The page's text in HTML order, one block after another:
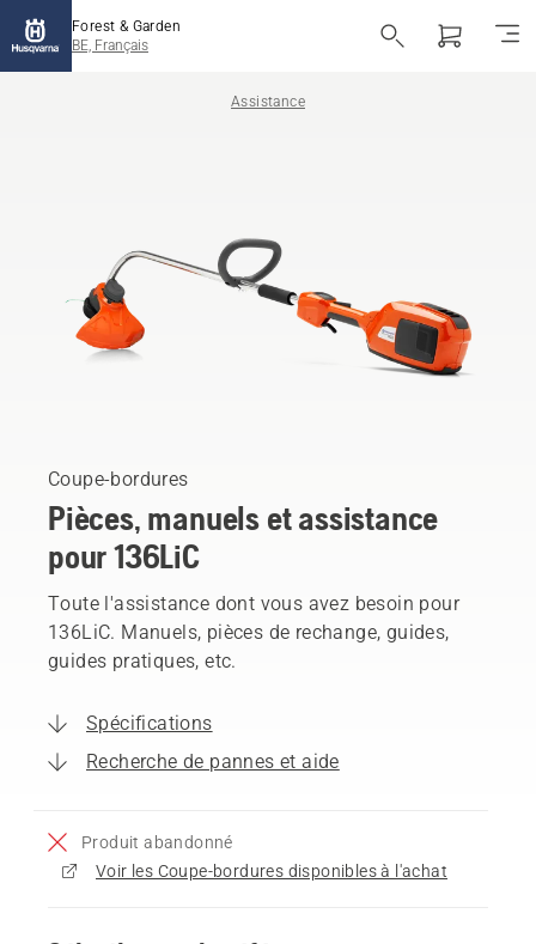
Forest & Garden
BE, Français
Assistance
Coupe-bordures
Pièces, manuels et assistance
pour 136LiC
Toute l'assistance dont vous avez besoin pour
136LiC. Manuels, pièces de rechange, guides,
guides pratiques, etc.
Spécifications
Recherche de pannes et aide
Produit abandonné
Voir les Coupe-bordures disponibles à l'achat